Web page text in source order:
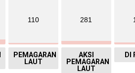
110
PEMAGARAN
LAUT
281
AKSI
PEMAGARAN
LAUT
DI